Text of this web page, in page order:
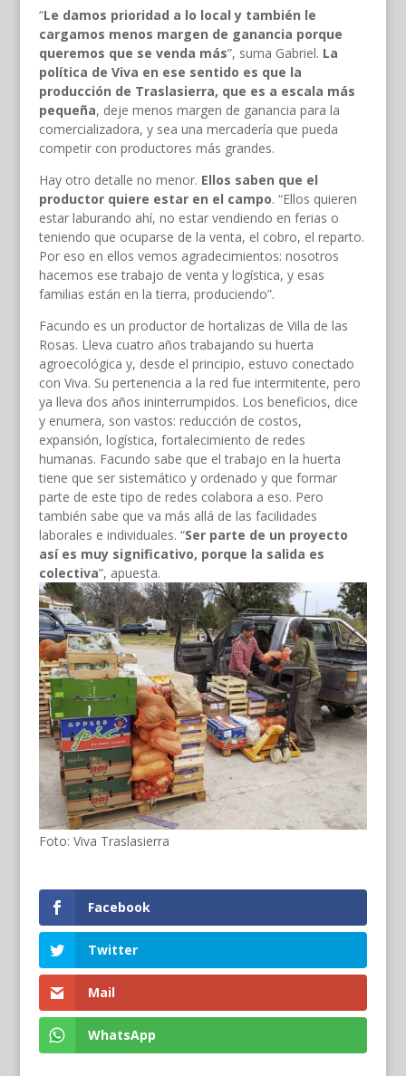
“Le damos prioridad a lo local y también le
cargamos menos margen de ganancia porque
queremos que se venda más”, suma Gabriel. La
política de Viva en ese sentido es que la
producción de Traslasierra, que es a escala más
pequeña, deje menos margen de ganancia para la
comercializadora, y sea una mercadería que pueda
competir con productores más grandes.
Hay otro detalle no menor. Ellos saben que el
productor quiere estar en el campo. “Ellos quieren
estar laburando ahí, no estar vendiendo en ferias o
teniendo que ocuparse de la venta, el cobro, el reparto.
Por eso en ellos vemos agradecimientos: nosotros
hacemos ese trabajo de venta y logística, y esas
familias están en la tierra, produciendo”.
Facundo es un productor de hortalizas de Villa de las
Rosas. Lleva cuatro años trabajando su huerta
agroecológica y, desde el principio, estuvo conectado
con Viva. Su pertenencia a la red fue intermitente, pero
ya lleva dos años ininterrumpidos. Los beneficios, dice
y enumera, son vastos: reducción de costos,
expansión, logística, fortalecimiento de redes
humanas. Facundo sabe que el trabajo en la huerta
tiene que ser sistemático y ordenado y que formar
parte de este tipo de redes colabora a eso. Pero
también sabe que va más allá de las facilidades
laborales e individuales. “Ser parte de un proyecto
así es muy significativo, porque la salida es
colectiva”, apuesta.
Foto: Viva Traslasierra
Facebook
Twitter
Mail
WhatsApp